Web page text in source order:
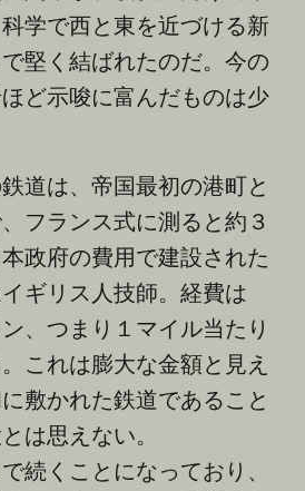
学で西と東を近づける新
堅く結ばれたのだ。今の
ど示唆に富んだものは少
道は、帝国最初の港町と
フランス式に測ると約３
政府の費用で建設された
ギリス人技師。経費は
、つまり１マイル当たり
これは膨大な金額と見え
敷かれた鉄道であること
は思えない。
続くことになっており、